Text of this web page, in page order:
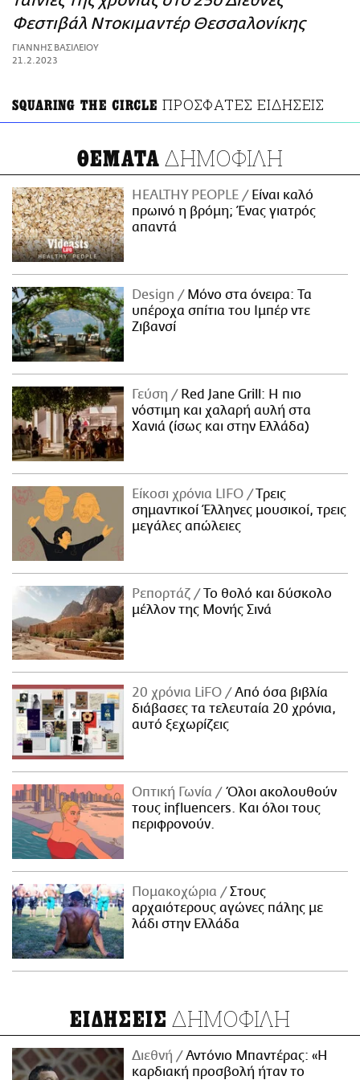
ΑΜΠΑ
PRINT
Φεστιβάλ Ντοκιμαντέρ Θεσσαλονίκης
ΓΙΑΝΝΗΣ ΒΑΣΙΛΕΙΟΥ
21.2.2023
SQUARING THE CIRCLE ΠΡΟΣΦΑΤΕΣ ΕΙΔΗΣΕΙΣ
ΘΕΜΑΤΑ ΔΗΜΟΦΙΛΗ
HEALTHY PEOPLE
Είναι καλό
πρωινό η βρόμη; Ένας γιατρός
απαντά
Design
Μόνο στα όνειρα: Τα
υπέροχα σπίτια του Ιμπέρ ντε
Ζιβανσί
Γεύση
Red Jane Grill: Η πιο
νόστιμη και χαλαρή αυλή στα
Χανιά (ίσως και στην Ελλάδα)
Είκοσι χρόνια LIFO
Tρεις
σημαντικοί Έλληνες μουσικοί, τρεις
μεγάλες απώλειες
Ρεπορτάζ
Το θολό και δύσκολο
μέλλον της Μονής Σινά
20 χρόνια LiFO
Από όσα βιβλία
διάβασες τα τελευταία 20 χρόνια,
αυτό ξεχωρίζεις
Οπτική Γωνία
Όλοι ακολουθούν
τους influencers. Και όλοι τους
περιφρονούν.
Πομακοχώρια
Στους
αρχαιότερους αγώνες πάλης με
λάδι στην Ελλάδα
ΕΙΔΗΣΕΙΣ ΔΗΜΟΦΙΛΗ
Διεθνή
Αντόνιο Μπαντέρας: «Η
καρδιακή προσβολή ήταν το